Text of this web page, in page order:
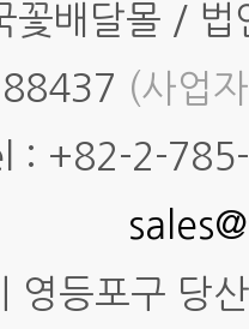
꽃배달몰 /
88437 (사업
: +82-2-
영등포구 당